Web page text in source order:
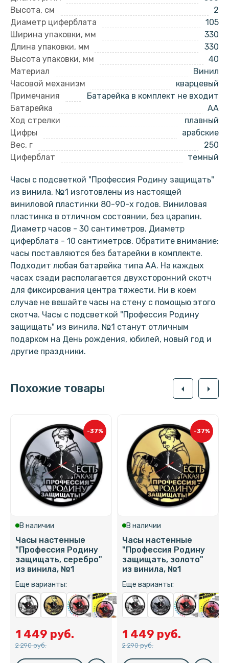
Высота, см
2
Диаметр циферблата
105
Ширина упаковки, мм
330
Длина упаковки, мм
330
Высота упаковки, мм
40
Материал
Винил
Часовой механизм
кварцевый
Примечания
Батарейка в комплект не входит
Батарейка
AA
Ход стрелки
плавный
Цифры
арабские
Вес, г
250
Циферблат
темный
Часы с подсветкой "Профессия Родину защищать"
из винила, №1 изготовлены из настоящей
виниловой пластинки 80-90-х годов. Виниловая
пластинка в отличном состоянии, без царапин.
Диаметр часов - 30 сантиметров. Диаметр
циферблата - 10 сантиметров. Обратите внимание:
часы поставляются без батарейки в комплекте.
Подходит любая батарейка типа АА. На каждых
часах сзади располагается двухсторонний скотч
для фиксирования центра тяжести. Ни в коем
случае не вешайте часы на стену с помощью этого
скотча. Часы с подсветкой "Профессия Родину
защищать" из винила, №1 станут отличным
подарком на День рождения, юбилей, новый год и
другие праздники.
Похожие товары arrow_left arrow_right
-37%
В наличии
Часы настенные
"Профессия Родину
защищать, серебро"
из винила, №1
Еще варианты:
1 449 руб.
2 290 руб.
-37%
В наличии
Часы настенные
"Профессия Родину
защищать, золото"
из винила, №1
Еще варианты:
1 449 руб.
2 290 руб.